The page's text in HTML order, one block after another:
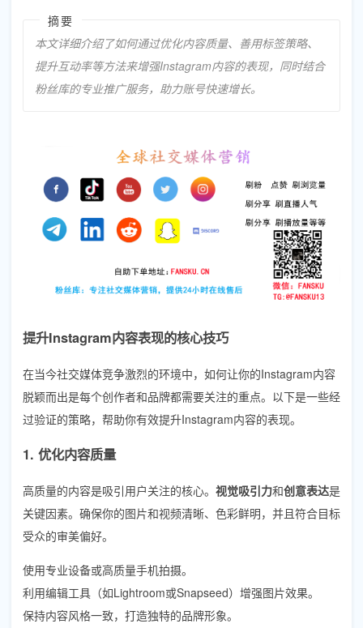
摘要
本文详细介绍了如何通过优化内容质量、善用标签策略、
提升互动率等方法来增强Instagram内容的表现，同时结合
粉丝库的专业推广服务，助力账号快速增长。
提升Instagram内容表现的核心技巧
在当今社交媒体竞争激烈的环境中，如何让你的Instagram内容
脱颖而出是每个创作者和品牌都需要关注的重点。以下是一些经
过验证的策略，帮助你有效提升Instagram内容的表现。
1. 优化内容质量
高质量的内容是吸引用户关注的核心。 视觉吸引力和创意表达是
关键因素。确保你的图片和视频清晰、色彩鲜明，并且符合目标
受众的审美偏好。
使用专业设备或高质量手机拍摄。
利用编辑工具（如Lightroom或Snapseed）增强图片效果。
保持内容风格一致，打造独特的品牌形象。